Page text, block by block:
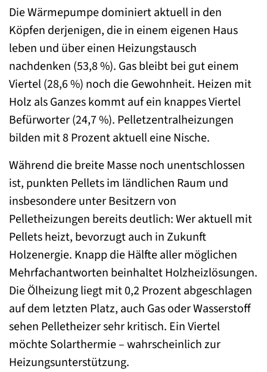
Die Wärmepumpe dominiert aktuell in den
Köpfen derjenigen, die in einem eigenen Haus
leben und über einen Heizungstausch
nachdenken (53,8 %). Gas bleibt bei gut einem
Viertel (28,6 %) noch die Gewohnheit. Heizen mit
Holz als Ganzes kommt auf ein knappes Viertel
Befürworter (24,7 %). Pelletzentralheizungen
bilden mit 8 Prozent aktuell eine Nische.
Während die breite Masse noch unentschlossen
ist, punkten Pellets im ländlichen Raum und
insbesondere unter Besitzern von
Pelletheizungen bereits deutlich: Wer aktuell mit
Pellets heizt, bevorzugt auch in Zukunft
Holzenergie. Knapp die Hälfte aller möglichen
Mehrfachantworten beinhaltet Holzheizlösungen.
Die Ölheizung liegt mit 0,2 Prozent abgeschlagen
auf dem letzten Platz, auch Gas oder Wasserstoff
sehen Pelletheizer sehr kritisch. Ein Viertel
möchte Solarthermie – wahrscheinlich zur
Heizungsunterstützung.